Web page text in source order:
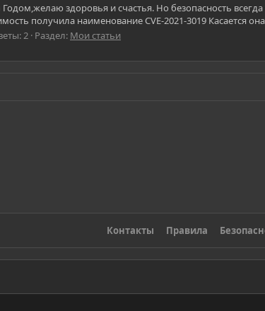
здоровья и счастья. Но безопасность всегда
получила наименование CVE-2021-3019 Касается
2 Раздел: Мои статьи
Контакты Правила